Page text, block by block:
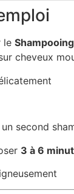
le
cheveux
second
3 à 6